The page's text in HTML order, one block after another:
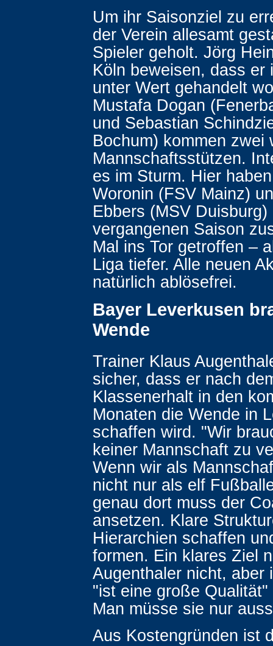
Um ihr Saisonziel zu
der Verein allesamt
Spieler geholt. Jörg
Köln beweisen, dass er
unter Wert gehandelt
Mustafa Dogan
und Sebastian
Bochum) kommen zwei
Mannschaftsstützen.
es im Sturm. Hier
Woronin (FSV Mainz)
Ebbers (MSV Duisburg)
vergangenen Saison
Mal ins Tor getroffen –
Liga tiefer. Alle neuen
natürlich ablösefrei.
Bayer Leverkusen
Wende
Trainer Klaus
sicher, dass er nach
Klassenerhalt in den
Monaten die Wende in
schaffen wird. "Wir
keiner Mannschaft zu
Wenn wir als
nicht nur als elf
genau dort muss der
ansetzen. Klare
Hierarchien schaffen
formen. Ein klares Ziel
Augenthaler nicht, aber
"ist eine große
Man müsse sie nur
Aus Kostengründen ist